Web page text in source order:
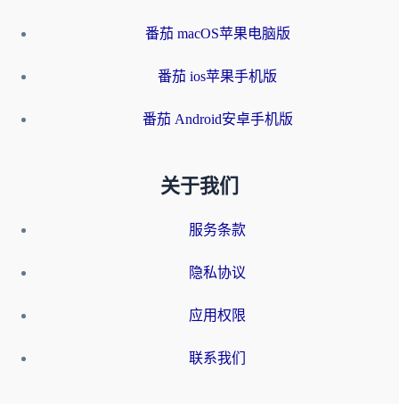
番茄 macOS苹果电脑版
番茄 ios苹果手机版
番茄 Android安卓手机版
关于我们
服务条款
隐私协议
应用权限
联系我们